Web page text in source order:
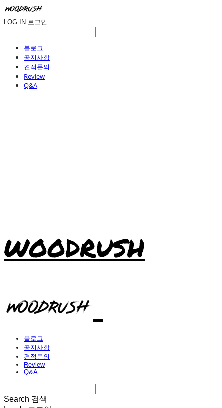
LOG IN 로그인
블로그
공지사항
견적문의
Review
Q&A
WOODRUSH
블로그
공지사항
견적문의
Review
Q&A
Search 검색